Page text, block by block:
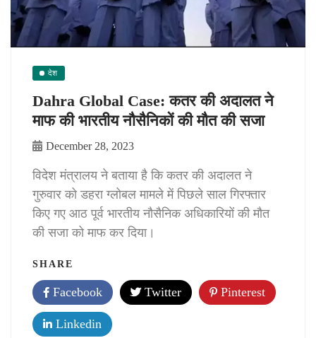
देश
Dahra Global Case: कतर की अदालत ने
माफ की भारतीय नौसैनिकों की मौत की सजा
December 28, 2023
विदेश मंत्रालय ने बताया है कि कतर की अदालत ने
गुरुवार को डहरा ग्लोबल मामले में पिछले साल गिरफ्तार
किए गए आठ पूर्व भारतीय नौसैनिक अधिकारियों की मौत
की सजा को माफ कर दिया।
SHARE
Facebook Twitter Pinterest
Linkedin